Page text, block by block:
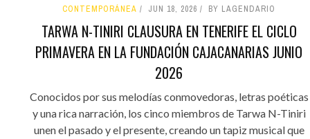
CONTEMPORÁNEA JUN 18, 2026 BY LAGENDARIO
TARWA N-TINIRI CLAUSURA EN TENERIFE EL CICLO
PRIMAVERA EN LA FUNDACIÓN CAJACANARIAS JUNIO
2026
Conocidos por sus melodías conmovedoras, letras poéticas
y una rica narración, los cinco miembros de Tarwa N-Tiniri
unen el pasado y el presente, creando un tapiz musical que